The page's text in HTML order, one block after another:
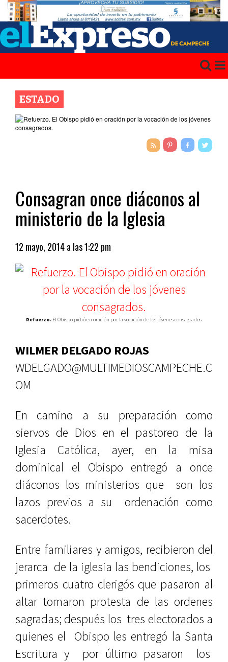
ESTADO
Consagran once diáconos al
ministerio de la Iglesia
12 mayo, 2014 a las 1:22 pm
Refuerzo.El Obispo pidió en oración por la vocación de los jóvenes consagrados.
WILMER DELGADO ROJAS
WDELGADO@MULTIMEDIOSCAMPECHE.C
OM
En camino a su preparación como
siervos de Dios en el pastoreo de la
Iglesia Católica, ayer, en la misa
dominical el Obispo entregó a once
diáconos los ministerios que son los
lazos previos a su ordenación como
sacerdotes.
Entre familiares y amigos, recibieron del
jerarca de la iglesia las bendiciones, los
primeros cuatro clerigós que pasaron al
altar tomaron protesta de las ordenes
sagradas; después los tres electorados a
quienes el Obispo les entregó la Santa
Escritura y por último pasaron los